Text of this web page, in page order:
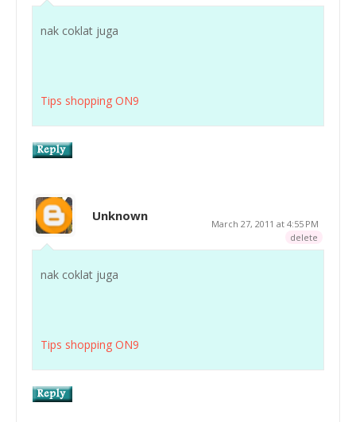
nak coklat juga
Tips shopping ON9
Unknown
March 27, 2011 at 4:55 PM
delete
nak coklat juga
Tips shopping ON9